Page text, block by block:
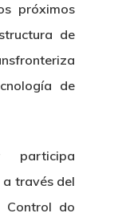
próximos
de
de
participa
través del
Control do